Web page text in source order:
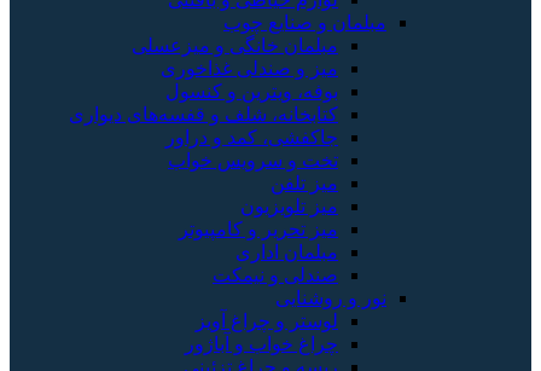
مبلمان و صنایع چوب
مبلمان خانگی و میزعسلی
میز و صندلی غذاخوری
بوفه، ویترین و کنسول
کتابخانه، شلف و قفسه‌های دیواری
جاکفشی، کمد و دراور
تخت و سرویس خواب
میز تلفن
میز تلویزیون
میز تحریر و کامپیوتر
مبلمان اداری
صندلی و نیمکت
نور و روشنایی
لوستر و چراغ آویز
چراغ خواب و آباژور